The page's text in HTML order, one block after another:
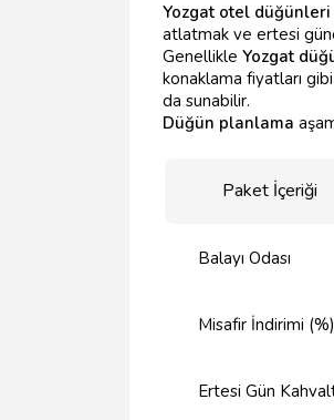
Yozgat otel düğünleri
atlatmak ve ertesi
Genellikle Yozgat
konaklama fiyatları
da sunabilir.
Düğün planlama
Paket İçeriği
Balayı Odası
Misafir İndirimi (%)
Ertesi Gün